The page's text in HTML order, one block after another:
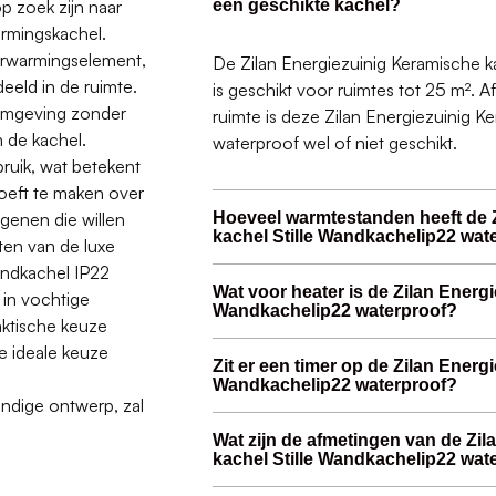
zoek zijn naar
in de ruimte.
zonder
de kachel.
wat betekent
te maken over
die willen
van de luxe
IP22
vochtige
keuze
ideale keuze
ontwerp, zal
een geschikte kachel?
De Zilan Energiezuinig Keramische
is geschikt voor ruimtes tot 25 m².
ruimte is deze Zilan Energiezuinig
waterproof wel of niet geschikt.
Hoeveel warmtestanden heeft
kachel Stille Wandkachelip22
Wat voor heater is de Zilan
Wandkachelip22 waterproof?
Zit er een timer op de Zilan
Wandkachelip22 waterproof?
Wat zijn de afmetingen van de
kachel Stille Wandkachelip22